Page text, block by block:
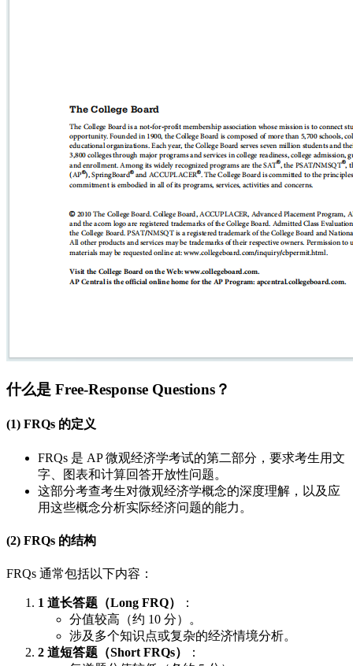
什么是 Free-Response Questions？
(1) FRQs 的定义
FRQs 是 AP 微观经济学考试的第二部分，要求考生用文
字、图表和计算回答开放性问题。
这部分考查考生对微观经济学概念的深度理解，以及应
用这些概念分析实际经济问题的能力。
(2) FRQs 的结构
FRQs 通常包括以下内容：
1 道长答题（Long FRQ）
：
分值较高（约 10 分）。
涉及多个知识点或复杂的经济情境分析。
2 道短答题（Short FRQs）
：